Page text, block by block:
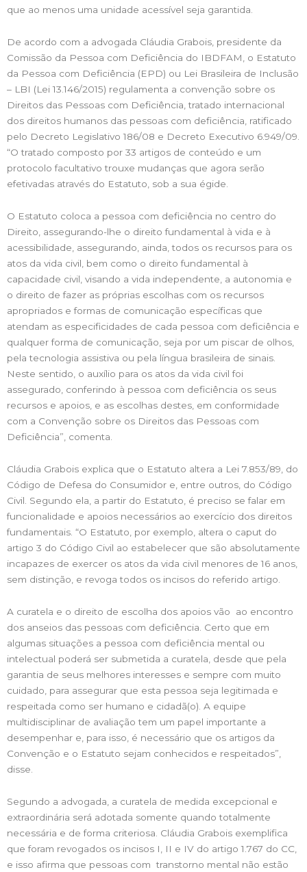
que ao menos uma unidade acessível seja garantida.
De acordo com a advogada Cláudia Grabois, presidente da
Comissão da Pessoa com Deficiência do IBDFAM, o Estatuto
da Pessoa com Deficiência (EPD) ou Lei Brasileira de Inclusão
– LBI (Lei 13.146/2015) regulamenta a convenção sobre os
Direitos das Pessoas com Deficiência, tratado internacional
dos direitos humanos das pessoas com deficiência, ratificado
pelo Decreto Legislativo 186/08 e Decreto Executivo 6.949/09.
“O tratado composto por 33 artigos de conteúdo e um
protocolo facultativo trouxe mudanças que agora serão
efetivadas através do Estatuto, sob a sua égide.
O Estatuto coloca a pessoa com deficiência no centro do
Direito, assegurando-lhe o direito fundamental à vida e à
acessibilidade, assegurando, ainda, todos os recursos para os
atos da vida civil, bem como o direito fundamental à
capacidade civil, visando a vida independente, a autonomia e
o direito de fazer as próprias escolhas com os recursos
apropriados e formas de comunicação específicas que
atendam as especificidades de cada pessoa com deficiência e
qualquer forma de comunicação, seja por um piscar de olhos,
pela tecnologia assistiva ou pela língua brasileira de sinais.
Neste sentido, o auxílio para os atos da vida civil foi
assegurado, conferindo à pessoa com deficiência os seus
recursos e apoios, e as escolhas destes, em conformidade
com a Convenção sobre os Direitos das Pessoas com
Deficiência”, comenta.
Cláudia Grabois explica que o Estatuto altera a Lei 7.853/89, do
Código de Defesa do Consumidor e, entre outros, do Código
Civil. Segundo ela, a partir do Estatuto, é preciso se falar em
funcionalidade e apoios necessários ao exercício dos direitos
fundamentais. “O Estatuto, por exemplo, altera o caput do
artigo 3 do Código Civil ao estabelecer que são absolutamente
incapazes de exercer os atos da vida civil menores de 16 anos,
sem distinção, e revoga todos os incisos do referido artigo.
A curatela e o direito de escolha dos apoios vão ao encontro
dos anseios das pessoas com deficiência. Certo que em
algumas situações a pessoa com deficiência mental ou
intelectual poderá ser submetida a curatela, desde que pela
garantia de seus melhores interesses e sempre com muito
cuidado, para assegurar que esta pessoa seja legitimada e
respeitada como ser humano e cidadã(o). A equipe
multidisciplinar de avaliação tem um papel importante a
desempenhar e, para isso, é necessário que os artigos da
Convenção e o Estatuto sejam conhecidos e respeitados”,
disse.
Segundo a advogada, a curatela de medida excepcional e
extraordinária será adotada somente quando totalmente
necessária e de forma criteriosa. Cláudia Grabois exemplifica
que foram revogados os incisos I, II e IV do artigo 1.767 do CC,
e isso afirma que pessoas com transtorno mental não estão